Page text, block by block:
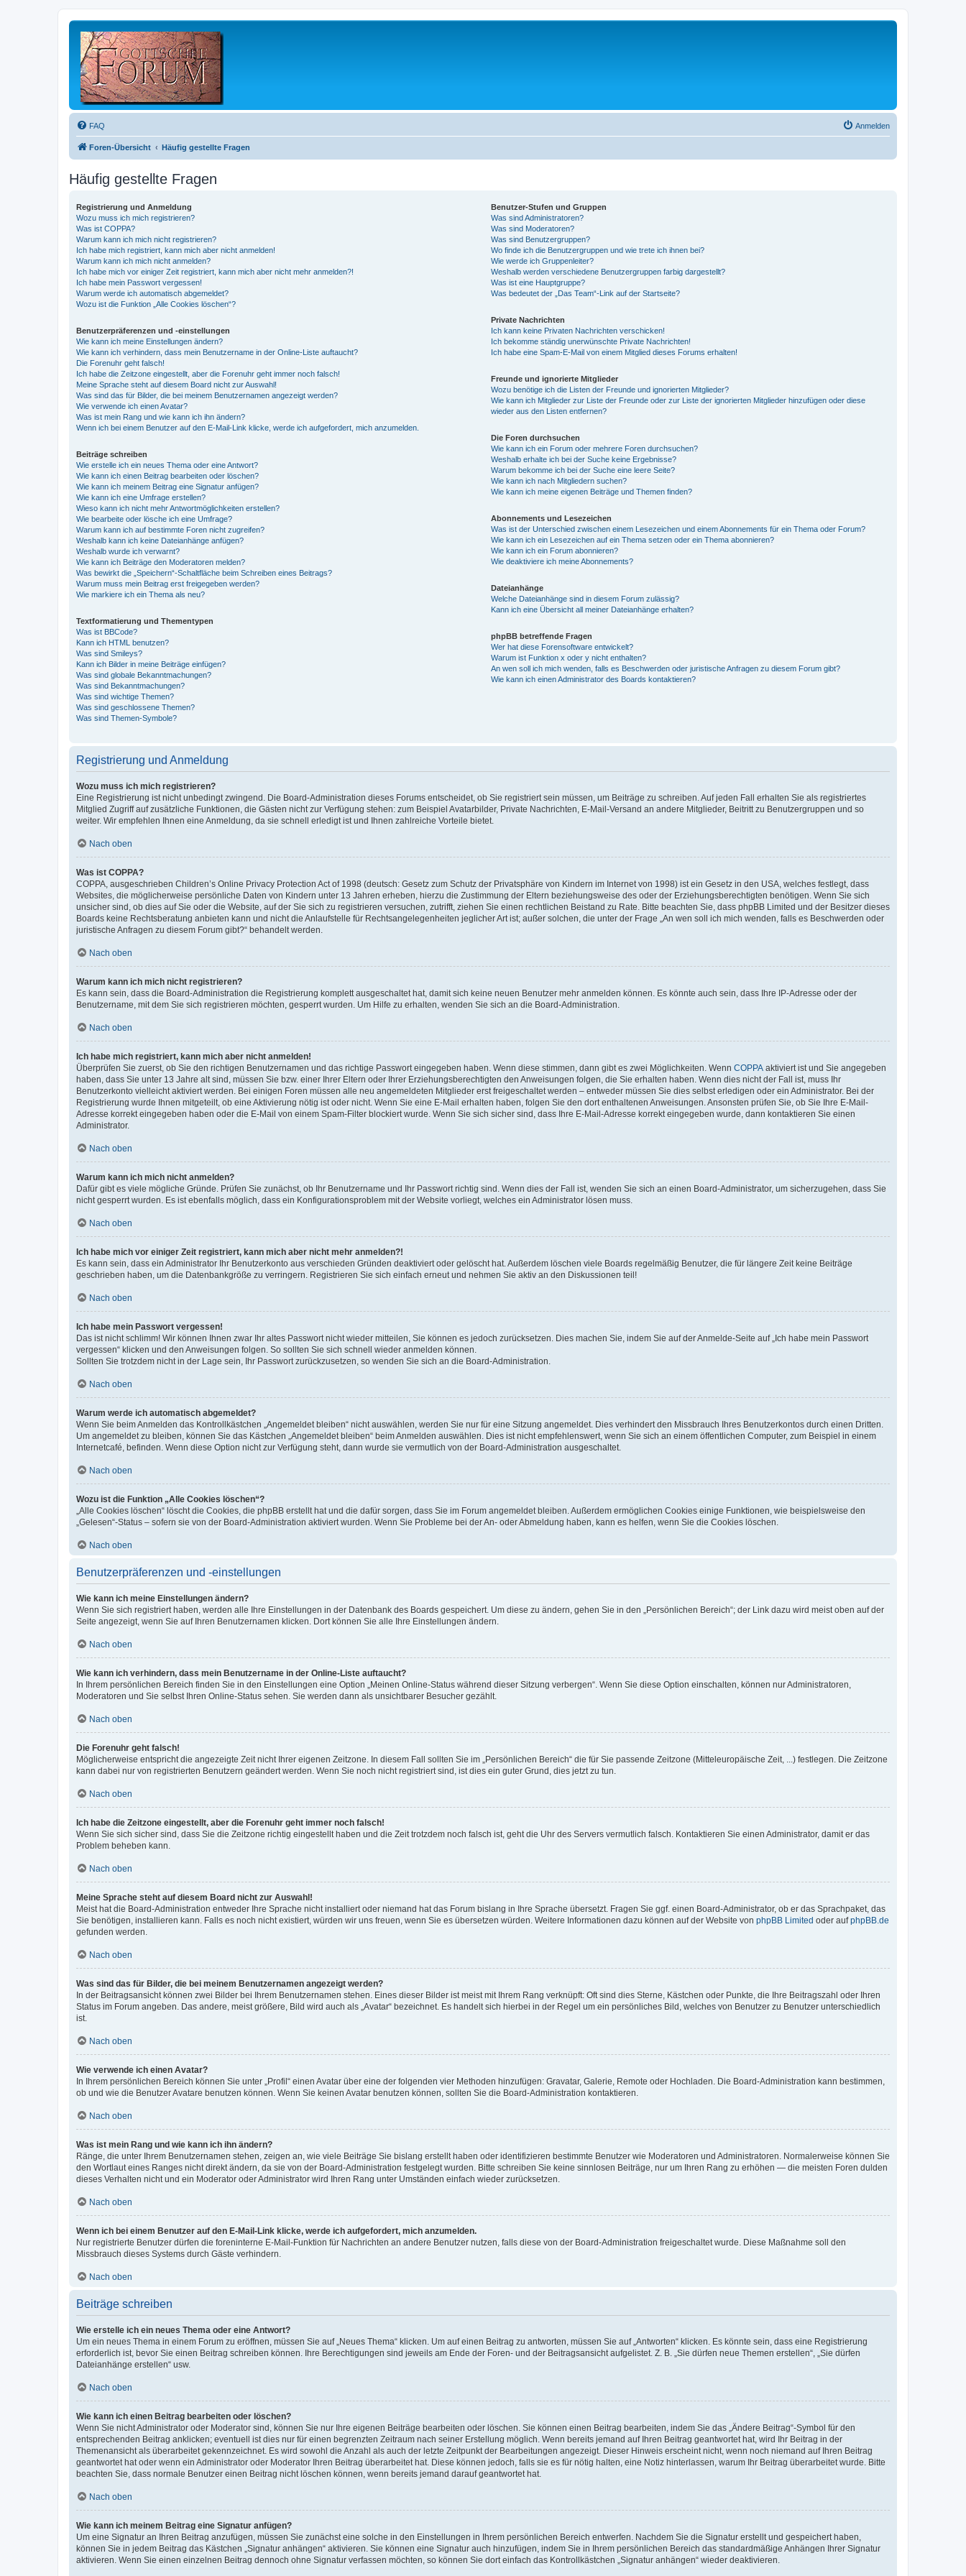
FAQ Anmelden
Foren-Übersicht Häufig gestellte Fragen
Häufig gestellte Fragen
Registrierung und Anmeldung
Wozu muss ich mich registrieren?
Was ist COPPA?
Warum kann ich mich nicht registrieren?
Ich habe mich registriert, kann mich aber nicht anmelden!
Warum kann ich mich nicht anmelden?
Ich habe mich vor einiger Zeit registriert, kann mich aber nicht mehr anmelden?!
Ich habe mein Passwort vergessen!
Warum werde ich automatisch abgemeldet?
Wozu ist die Funktion „Alle Cookies löschen“?
Benutzerpräferenzen und -einstellungen
Wie kann ich meine Einstellungen ändern?
Wie kann ich verhindern, dass mein Benutzername in der Online-Liste auftaucht?
Die Forenuhr geht falsch!
Ich habe die Zeitzone eingestellt, aber die Forenuhr geht immer noch falsch!
Meine Sprache steht auf diesem Board nicht zur Auswahl!
Was sind das für Bilder, die bei meinem Benutzernamen angezeigt werden?
Wie verwende ich einen Avatar?
Was ist mein Rang und wie kann ich ihn ändern?
Wenn ich bei einem Benutzer auf den E-Mail-Link klicke, werde ich aufgefordert, mich anzumelden.
Beiträge schreiben
Wie erstelle ich ein neues Thema oder eine Antwort?
Wie kann ich einen Beitrag bearbeiten oder löschen?
Wie kann ich meinem Beitrag eine Signatur anfügen?
Wie kann ich eine Umfrage erstellen?
Wieso kann ich nicht mehr Antwortmöglichkeiten erstellen?
Wie bearbeite oder lösche ich eine Umfrage?
Warum kann ich auf bestimmte Foren nicht zugreifen?
Weshalb kann ich keine Dateianhänge anfügen?
Weshalb wurde ich verwarnt?
Wie kann ich Beiträge den Moderatoren melden?
Was bewirkt die „Speichern“-Schaltfläche beim Schreiben eines Beitrags?
Warum muss mein Beitrag erst freigegeben werden?
Wie markiere ich ein Thema als neu?
Textformatierung und Thementypen
Was ist BBCode?
Kann ich HTML benutzen?
Was sind Smileys?
Kann ich Bilder in meine Beiträge einfügen?
Was sind globale Bekanntmachungen?
Was sind Bekanntmachungen?
Was sind wichtige Themen?
Was sind geschlossene Themen?
Was sind Themen-Symbole?
Benutzer-Stufen und Gruppen
Was sind Administratoren?
Was sind Moderatoren?
Was sind Benutzergruppen?
Wo finde ich die Benutzergruppen und wie trete ich ihnen bei?
Wie werde ich Gruppenleiter?
Weshalb werden verschiedene Benutzergruppen farbig dargestellt?
Was ist eine Hauptgruppe?
Was bedeutet der „Das Team“-Link auf der Startseite?
Private Nachrichten
Ich kann keine Privaten Nachrichten verschicken!
Ich bekomme ständig unerwünschte Private Nachrichten!
Ich habe eine Spam-E-Mail von einem Mitglied dieses Forums erhalten!
Freunde und ignorierte Mitglieder
Wozu benötige ich die Listen der Freunde und ignorierten Mitglieder?
Wie kann ich Mitglieder zur Liste der Freunde oder zur Liste der ignorierten Mitglieder hinzufügen oder diese
wieder aus den Listen entfernen?
Die Foren durchsuchen
Wie kann ich ein Forum oder mehrere Foren durchsuchen?
Weshalb erhalte ich bei der Suche keine Ergebnisse?
Warum bekomme ich bei der Suche eine leere Seite?
Wie kann ich nach Mitgliedern suchen?
Wie kann ich meine eigenen Beiträge und Themen finden?
Abonnements und Lesezeichen
Was ist der Unterschied zwischen einem Lesezeichen und einem Abonnements für ein Thema oder Forum?
Wie kann ich ein Lesezeichen auf ein Thema setzen oder ein Thema abonnieren?
Wie kann ich ein Forum abonnieren?
Wie deaktiviere ich meine Abonnements?
Dateianhänge
Welche Dateianhänge sind in diesem Forum zulässig?
Kann ich eine Übersicht all meiner Dateianhänge erhalten?
phpBB betreffende Fragen
Wer hat diese Forensoftware entwickelt?
Warum ist Funktion x oder y nicht enthalten?
An wen soll ich mich wenden, falls es Beschwerden oder juristische Anfragen zu diesem Forum gibt?
Wie kann ich einen Administrator des Boards kontaktieren?
Registrierung und Anmeldung
Wozu muss ich mich registrieren?
Eine Registrierung ist nicht unbedingt zwingend. Die Board-Administration dieses Forums entscheidet, ob Sie registriert sein müssen, um Beiträge zu schreiben. Auf jeden Fall erhalten Sie als registriertes
Mitglied Zugriff auf zusätzliche Funktionen, die Gästen nicht zur Verfügung stehen: zum Beispiel Avatarbilder, Private Nachrichten, E-Mail-Versand an andere Mitglieder, Beitritt zu Benutzergruppen und so
weiter. Wir empfehlen Ihnen eine Anmeldung, da sie schnell erledigt ist und Ihnen zahlreiche Vorteile bietet.
Nach oben
Was ist COPPA?
COPPA, ausgeschrieben Children’s Online Privacy Protection Act of 1998 (deutsch: Gesetz zum Schutz der Privatsphäre von Kindern im Internet von 1998) ist ein Gesetz in den USA, welches festlegt, dass
Websites, die möglicherweise persönliche Daten von Kindern unter 13 Jahren erheben, hierzu die Zustimmung der Eltern beziehungsweise des oder der Erziehungsberechtigten benötigen. Wenn Sie sich
unsicher sind, ob dies auf Sie oder die Website, auf der Sie sich zu registrieren versuchen, zutrifft, ziehen Sie einen rechtlichen Beistand zu Rate. Bitte beachten Sie, dass phpBB Limited und der Besitzer dieses
Boards keine Rechtsberatung anbieten kann und nicht die Anlaufstelle für Rechtsangelegenheiten jeglicher Art ist; außer solchen, die unter der Frage „An wen soll ich mich wenden, falls es Beschwerden oder
juristische Anfragen zu diesem Forum gibt?“ behandelt werden.
Nach oben
Warum kann ich mich nicht registrieren?
Es kann sein, dass die Board-Administration die Registrierung komplett ausgeschaltet hat, damit sich keine neuen Benutzer mehr anmelden können. Es könnte auch sein, dass Ihre IP-Adresse oder der
Benutzername, mit dem Sie sich registrieren möchten, gesperrt wurden. Um Hilfe zu erhalten, wenden Sie sich an die Board-Administration.
Nach oben
Ich habe mich registriert, kann mich aber nicht anmelden!
Überprüfen Sie zuerst, ob Sie den richtigen Benutzernamen und das richtige Passwort eingegeben haben. Wenn diese stimmen, dann gibt es zwei Möglichkeiten. Wenn COPPA aktiviert ist und Sie angegeben
haben, dass Sie unter 13 Jahre alt sind, müssen Sie bzw. einer Ihrer Eltern oder Ihrer Erziehungsberechtigten den Anweisungen folgen, die Sie erhalten haben. Wenn dies nicht der Fall ist, muss Ihr
Benutzerkonto vielleicht aktiviert werden. Bei einigen Foren müssen alle neu angemeldeten Mitglieder erst freigeschaltet werden – entweder müssen Sie dies selbst erledigen oder ein Administrator. Bei der
Registrierung wurde Ihnen mitgeteilt, ob eine Aktivierung nötig ist oder nicht. Wenn Sie eine E-Mail erhalten haben, folgen Sie den dort enthaltenen Anweisungen. Ansonsten prüfen Sie, ob Sie Ihre E-Mail-
Adresse korrekt eingegeben haben oder die E-Mail von einem Spam-Filter blockiert wurde. Wenn Sie sich sicher sind, dass Ihre E-Mail-Adresse korrekt eingegeben wurde, dann kontaktieren Sie einen
Administrator.
Nach oben
Warum kann ich mich nicht anmelden?
Dafür gibt es viele mögliche Gründe. Prüfen Sie zunächst, ob Ihr Benutzername und Ihr Passwort richtig sind. Wenn dies der Fall ist, wenden Sie sich an einen Board-Administrator, um sicherzugehen, dass Sie
nicht gesperrt wurden. Es ist ebenfalls möglich, dass ein Konfigurationsproblem mit der Website vorliegt, welches ein Administrator lösen muss.
Nach oben
Ich habe mich vor einiger Zeit registriert, kann mich aber nicht mehr anmelden?!
Es kann sein, dass ein Administrator Ihr Benutzerkonto aus verschieden Gründen deaktiviert oder gelöscht hat. Außerdem löschen viele Boards regelmäßig Benutzer, die für längere Zeit keine Beiträge
geschrieben haben, um die Datenbankgröße zu verringern. Registrieren Sie sich einfach erneut und nehmen Sie aktiv an den Diskussionen teil!
Nach oben
Ich habe mein Passwort vergessen!
Das ist nicht schlimm! Wir können Ihnen zwar Ihr altes Passwort nicht wieder mitteilen, Sie können es jedoch zurücksetzen. Dies machen Sie, indem Sie auf der Anmelde-Seite auf „Ich habe mein Passwort
vergessen“ klicken und den Anweisungen folgen. So sollten Sie sich schnell wieder anmelden können.
Sollten Sie trotzdem nicht in der Lage sein, Ihr Passwort zurückzusetzen, so wenden Sie sich an die Board-Administration.
Nach oben
Warum werde ich automatisch abgemeldet?
Wenn Sie beim Anmelden das Kontrollkästchen „Angemeldet bleiben“ nicht auswählen, werden Sie nur für eine Sitzung angemeldet. Dies verhindert den Missbrauch Ihres Benutzerkontos durch einen Dritten.
Um angemeldet zu bleiben, können Sie das Kästchen „Angemeldet bleiben“ beim Anmelden auswählen. Dies ist nicht empfehlenswert, wenn Sie sich an einem öffentlichen Computer, zum Beispiel in einem
Internetcafé, befinden. Wenn diese Option nicht zur Verfügung steht, dann wurde sie vermutlich von der Board-Administration ausgeschaltet.
Nach oben
Wozu ist die Funktion „Alle Cookies löschen“?
„Alle Cookies löschen“ löscht die Cookies, die phpBB erstellt hat und die dafür sorgen, dass Sie im Forum angemeldet bleiben. Außerdem ermöglichen Cookies einige Funktionen, wie beispielsweise den
„Gelesen“-Status – sofern sie von der Board-Administration aktiviert wurden. Wenn Sie Probleme bei der An- oder Abmeldung haben, kann es helfen, wenn Sie die Cookies löschen.
Nach oben
Benutzerpräferenzen und -einstellungen
Wie kann ich meine Einstellungen ändern?
Wenn Sie sich registriert haben, werden alle Ihre Einstellungen in der Datenbank des Boards gespeichert. Um diese zu ändern, gehen Sie in den „Persönlichen Bereich“; der Link dazu wird meist oben auf der
Seite angezeigt, wenn Sie auf Ihren Benutzernamen klicken. Dort können Sie alle Ihre Einstellungen ändern.
Nach oben
Wie kann ich verhindern, dass mein Benutzername in der Online-Liste auftaucht?
In Ihrem persönlichen Bereich finden Sie in den Einstellungen eine Option „Meinen Online-Status während dieser Sitzung verbergen“. Wenn Sie diese Option einschalten, können nur Administratoren,
Moderatoren und Sie selbst Ihren Online-Status sehen. Sie werden dann als unsichtbarer Besucher gezählt.
Nach oben
Die Forenuhr geht falsch!
Möglicherweise entspricht die angezeigte Zeit nicht Ihrer eigenen Zeitzone. In diesem Fall sollten Sie im „Persönlichen Bereich“ die für Sie passende Zeitzone (Mitteleuropäische Zeit, ...) festlegen. Die Zeitzone
kann dabei nur von registrierten Benutzern geändert werden. Wenn Sie noch nicht registriert sind, ist dies ein guter Grund, dies jetzt zu tun.
Nach oben
Ich habe die Zeitzone eingestellt, aber die Forenuhr geht immer noch falsch!
Wenn Sie sich sicher sind, dass Sie die Zeitzone richtig eingestellt haben und die Zeit trotzdem noch falsch ist, geht die Uhr des Servers vermutlich falsch. Kontaktieren Sie einen Administrator, damit er das
Problem beheben kann.
Nach oben
Meine Sprache steht auf diesem Board nicht zur Auswahl!
Meist hat die Board-Administration entweder Ihre Sprache nicht installiert oder niemand hat das Forum bislang in Ihre Sprache übersetzt. Fragen Sie ggf. einen Board-Administrator, ob er das Sprachpaket, das
Sie benötigen, installieren kann. Falls es noch nicht existiert, würden wir uns freuen, wenn Sie es übersetzen würden. Weitere Informationen dazu können auf der Website von phpBB Limited oder aufphpBB.de
gefunden werden.
Nach oben
Was sind das für Bilder, die bei meinem Benutzernamen angezeigt werden?
In der Beitragsansicht können zwei Bilder bei Ihrem Benutzernamen stehen. Eines dieser Bilder ist meist mit Ihrem Rang verknüpft: Oft sind dies Sterne, Kästchen oder Punkte, die Ihre Beitragszahl oder Ihren
Status im Forum angeben. Das andere, meist größere, Bild wird auch als „Avatar“ bezeichnet. Es handelt sich hierbei in der Regel um ein persönliches Bild, welches von Benutzer zu Benutzer unterschiedlich
ist.
Nach oben
Wie verwende ich einen Avatar?
In Ihrem persönlichen Bereich können Sie unter „Profil“ einen Avatar über eine der folgenden vier Methoden hinzufügen: Gravatar, Galerie, Remote oder Hochladen. Die Board-Administration kann bestimmen,
ob und wie die Benutzer Avatare benutzen können. Wenn Sie keinen Avatar benutzen können, sollten Sie die Board-Administration kontaktieren.
Nach oben
Was ist mein Rang und wie kann ich ihn ändern?
Ränge, die unter Ihrem Benutzernamen stehen, zeigen an, wie viele Beiträge Sie bislang erstellt haben oder identifizieren bestimmte Benutzer wie Moderatoren und Administratoren. Normalerweise können Sie
den Wortlaut eines Ranges nicht direkt ändern, da sie von der Board-Administration festgelegt wurden. Bitte schreiben Sie keine sinnlosen Beiträge, nur um Ihren Rang zu erhöhen — die meisten Foren dulden
dieses Verhalten nicht und ein Moderator oder Administrator wird Ihren Rang unter Umständen einfach wieder zurücksetzen.
Nach oben
Wenn ich bei einem Benutzer auf den E-Mail-Link klicke, werde ich aufgefordert, mich anzumelden.
Nur registrierte Benutzer dürfen die foreninterne E-Mail-Funktion für Nachrichten an andere Benutzer nutzen, falls diese von der Board-Administration freigeschaltet wurde. Diese Maßnahme soll den
Missbrauch dieses Systems durch Gäste verhindern.
Nach oben
Beiträge schreiben
Wie erstelle ich ein neues Thema oder eine Antwort?
Um ein neues Thema in einem Forum zu eröffnen, müssen Sie auf „Neues Thema“ klicken. Um auf einen Beitrag zu antworten, müssen Sie auf „Antworten“ klicken. Es könnte sein, dass eine Registrierung
erforderlich ist, bevor Sie einen Beitrag schreiben können. Ihre Berechtigungen sind jeweils am Ende der Foren- und der Beitragsansicht aufgelistet. Z. B. „Sie dürfen neue Themen erstellen“, „Sie dürfen
Dateianhänge erstellen“ usw.
Nach oben
Wie kann ich einen Beitrag bearbeiten oder löschen?
Wenn Sie nicht Administrator oder Moderator sind, können Sie nur Ihre eigenen Beiträge bearbeiten oder löschen. Sie können einen Beitrag bearbeiten, indem Sie das „Ändere Beitrag“-Symbol für den
entsprechenden Beitrag anklicken; eventuell ist dies nur für einen begrenzten Zeitraum nach seiner Erstellung möglich. Wenn bereits jemand auf Ihren Beitrag geantwortet hat, wird Ihr Beitrag in der
Themenansicht als überarbeitet gekennzeichnet. Es wird sowohl die Anzahl als auch der letzte Zeitpunkt der Bearbeitungen angezeigt. Dieser Hinweis erscheint nicht, wenn noch niemand auf Ihren Beitrag
geantwortet hat oder wenn ein Administrator oder Moderator Ihren Beitrag überarbeitet hat. Diese können jedoch, falls sie es für nötig halten, eine Notiz hinterlassen, warum Ihr Beitrag überarbeitet wurde. Bitte
beachten Sie, dass normale Benutzer einen Beitrag nicht löschen können, wenn bereits jemand darauf geantwortet hat.
Nach oben
Wie kann ich meinem Beitrag eine Signatur anfügen?
Um eine Signatur an Ihren Beitrag anzufügen, müssen Sie zunächst eine solche in den Einstellungen in Ihrem persönlichen Bereich entwerfen. Nachdem Sie die Signatur erstellt und gespeichert haben,
können Sie in jedem Beitrag das Kästchen „Signatur anhängen“ aktivieren. Sie können eine Signatur auch hinzufügen, indem Sie in Ihrem persönlichen Bereich das standardmäßige Anhängen Ihrer Signatur
aktivieren. Wenn Sie einen einzelnen Beitrag dennoch ohne Signatur verfassen möchten, so können Sie dort einfach das Kontrollkästchen „Signatur anhängen“ wieder deaktivieren.